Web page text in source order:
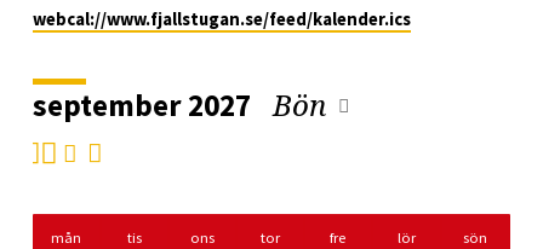
webcal://www.fjallstugan.se/feed/kalender.ics
september 2027 Bön
mån tis ons tor fre lör sön